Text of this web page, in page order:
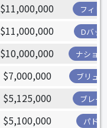
$11,000,000 フィリ
$11,000,000 Dバッ
$10,000,000 ナショ
$7,000,000 ブリュ
$5,125,000 ブレー
$5,100,000 パド